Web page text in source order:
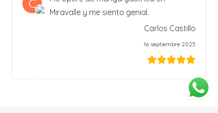
C
Miravalle y me siento genial.
Carlos Castillo
16 septiembre 2025